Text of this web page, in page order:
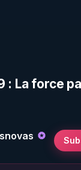
: La force